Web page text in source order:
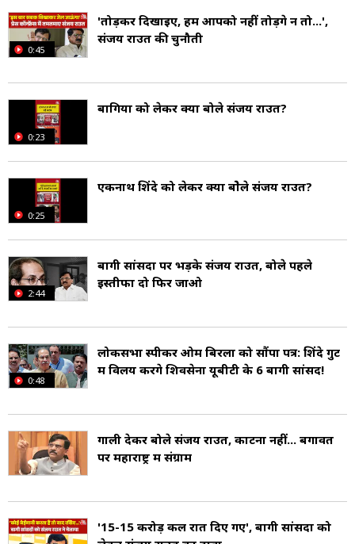
0:45
'तोड़कर द‍िखाइए, हम आपको नहीं तोड़ेंगे न तो...',
संजय राउत की चुनौती
0:23
बागियों को लेकर क्या बोले संजय राउत?
0:25
एकनाथ शिंदे को लेकर क्या बोेले संजय राउत?
2:44
बागी सांसदों पर भड़के संजय राउत, बोले पहले
इस्तीफा दो फिर जाओ
0:48
लोकसभा स्पीकर ओम बिरला को सौंपा पत्र: शिंदे गुट
में विलय करेंगे शिवसेना यूबीटी के 6 बागी सांसद!
गाली देकर बोले संजय राउत, काटना नहीं... बगावत
पर महाराष्ट्र में संग्राम
'15-15 करोड़ कल रात द‍िए गए', बागी सांसदों को